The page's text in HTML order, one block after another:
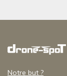
Notre but ?